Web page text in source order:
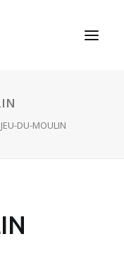
JEU-DU-MOULIN